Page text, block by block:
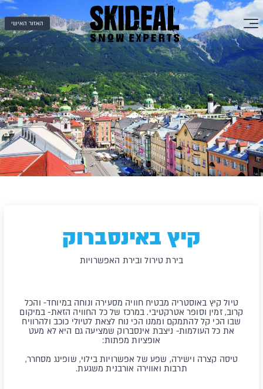
האזור האישי
קיץ באינסברוק
בירת טירול ובירת האפשרויות
טיול קיץ באוסטריה מבטיח חוויה מסעירה ונוחה במיוחד- והכל
קרוב, זמין וסופר אטרקטיבי. במרכז של כל החוויה הזאת- במיקום
שבו הכי קל להתמקם וממנו הכי נוח לצאת לטיולי כוכב ולהרוויח
את כל העולמות- ניצבת אינסברוק שמציעה גם היא לא מעט
אופציות מפתות:
טיסה קצרה וישירה, שפע של אפשרויות בילוי, שופינג מסחרר,
תרבות ואווירה אורבנית משגעת.